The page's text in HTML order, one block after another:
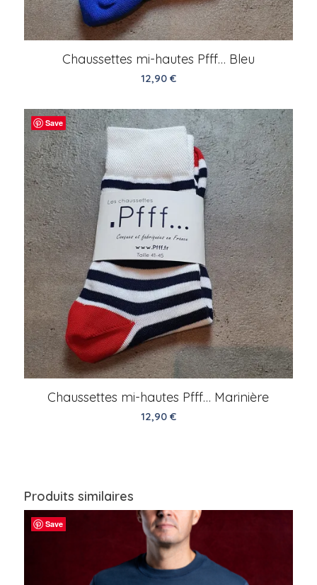
Chaussettes mi-hautes Pfff… Bleu
12,90 €
Save
Chaussettes mi-hautes Pfff… Marinière
12,90 €
Produits similaires
Save